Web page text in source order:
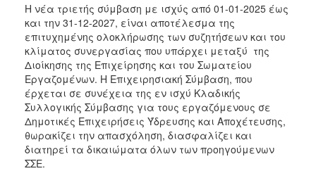
Η νέα τριετής σύμβαση με ισχύς από 01-01-2025 έως
και την 31-12-2027, είναι αποτέλεσμα της
επιτυχημένης ολοκλήρωσης των συζητήσεων και του
κλίματος συνεργασίας που υπάρχει μεταξύ της
Διοίκησης της Επιχείρησης και του Σωματείου
Εργαζομένων. Η Επιχειρησιακή Σύμβαση, που
έρχεται σε συνέχεια της εν ισχύ Κλαδικής
Συλλογικής Σύμβασης για τους εργαζόμενους σε
Δημοτικές Επιχειρήσεις Ύδρευσης και Αποχέτευσης,
θωρακίζει την απασχόληση, διασφαλίζει και
διατηρεί τα δικαιώματα όλων των προηγούμενων
ΣΣΕ.